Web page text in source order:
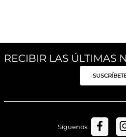
RECIBIR LAS ÚLTIMAS
Síguenos